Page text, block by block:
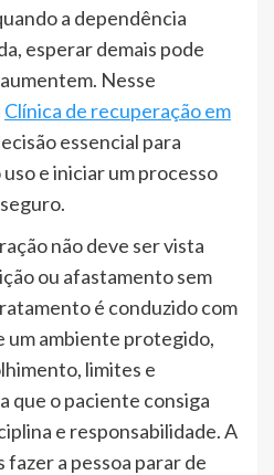
a dependência
esperar demais pode
Nesse
Clínica de recuperação em
essencial para
e iniciar um processo
não deve ser vista
ou afastamento sem
é conduzido com
um ambiente protegido,
limites e
que o paciente consiga
e responsabilidade. A
fazer a pessoa parar de